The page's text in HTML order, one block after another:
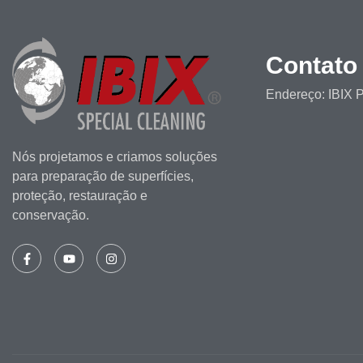
Nós projetamos e criamos soluções
para preparação de superfícies,
proteção, restauração e
conservação.
Contato
Endereço: IBIX